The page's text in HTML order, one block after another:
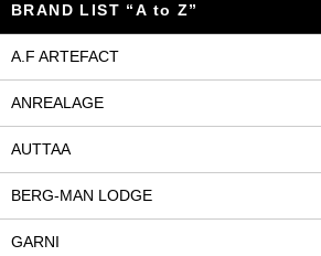
BRAND LIST “A to Z”
A.F ARTEFACT
ANREALAGE
AUTTAA
BERG-MAN LODGE
GARNI